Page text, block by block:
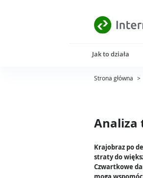
Jak to działa
Strona główna >
Analiza
Krajobraz po
straty do
Czwartkowe